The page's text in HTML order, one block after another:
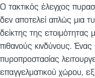
Ο τακτικός έλεγχος
δεν αποτελεί απλώς μια
δείκτης της ετοιμότητας
πιθανούς κινδύνους.
πυροπροστασίας
επαγγελματικού χώρου,